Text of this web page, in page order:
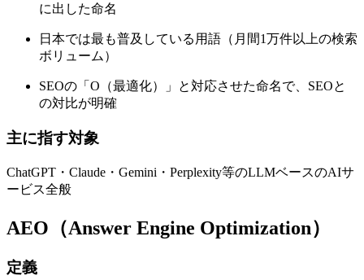
に出した命名
日本では最も普及している用語（月間1万件以上の検索
ボリューム）
SEOの「O（最適化）」と対応させた命名で、SEOと
の対比が明確
主に指す対象
ChatGPT・Claude・Gemini・Perplexity等のLLMベースのAIサ
ービス全般
AEO（Answer Engine Optimization）
定義